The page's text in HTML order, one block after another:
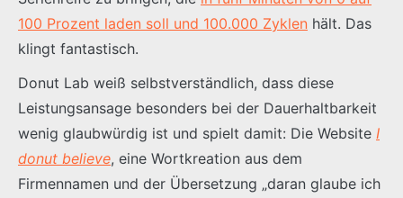
100 Prozent laden soll und 100.000 Zyklen hält. Das
klingt fantastisch.
Donut Lab weiß selbstverständlich, dass diese
Leistungsansage besonders bei der Dauerhaltbarkeit
wenig glaubwürdig ist und spielt damit: Die Website I
donut believe, eine Wortkreation aus dem
Firmennamen und der Übersetzung „daran glaube ich